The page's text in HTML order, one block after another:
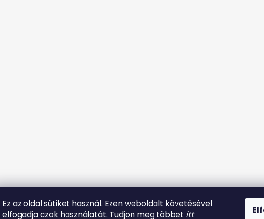
Ez az oldal sütiket használ. Ezen weboldalt követésével
elfogadja azok használatát. Tudjon meg többet itt